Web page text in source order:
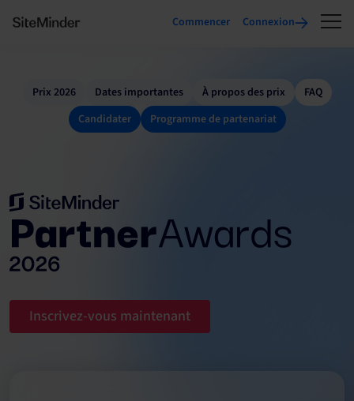
Commencer Connexion
Prix 2026 Dates importantes À propos des prix
FAQ
Candidater
Programme de partenariat
Inscrivez-vous maintenant